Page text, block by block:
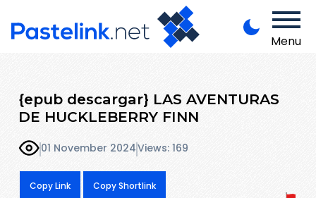
Menu
{epub descargar} LAS AVENTURAS
DE HUCKLEBERRY FINN
01 November 2024Views: 169
Copy Link Copy Shortlink